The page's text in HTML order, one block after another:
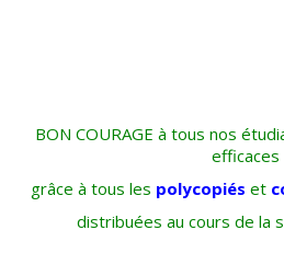
BON COURAGE à tous nos
efficaces
grâce à tous les polycopiés et
distribuées au cours de la